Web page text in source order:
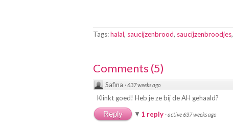
Tags:halal, saucijzenbrood, saucijzenbroodjes,
Comments (5)
Safina ·637 weeks ago
Klinkt goed! Heb je ze bij de AH gehaald?
Reply 1 reply ·active 637 weeks ago